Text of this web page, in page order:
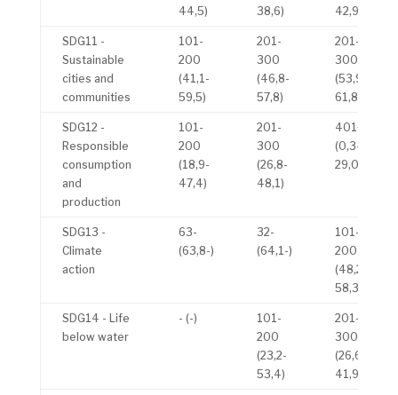
44,5)
38,6)
42,9)
SDG11 -
Sustainable
cities and
communities
101-
200
(41,1-
59,5)
201-
300
(46,8-
57,8)
201-
300
(53,9-
61,8)
SDG12 -
Responsible
consumption
and
production
101-
200
(18,9-
47,4)
201-
300
(26,8-
48,1)
401+
(0,3-
29,0)
SDG13 -
Climate
action
63-
(63,8-)
32-
(64,1-)
101-
200
(48,2-
58,3)
SDG14 - Life
below water
- (-)
101-
200
(23,2-
53,4)
201-
300
(26,6-
41,9)